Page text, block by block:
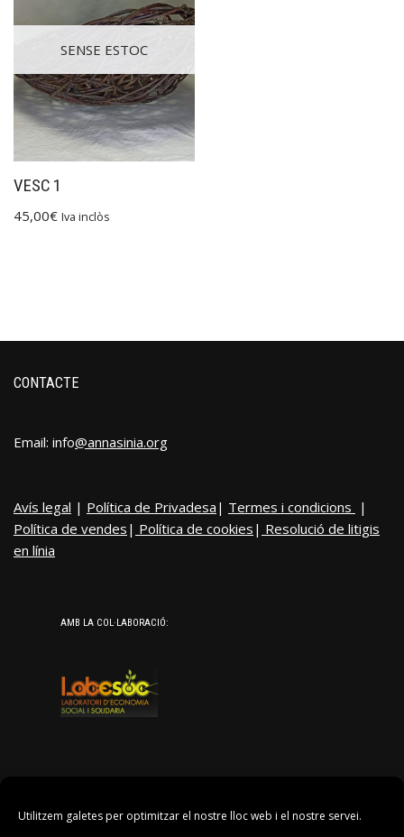
Utilitzem galetes per optimitzar el nostre lloc web i el nostre servei.
SENSE ESTOC
VESC 1
45,00€ Iva inclòs
CONTACTE
Email: info@annasinia.org
Avís legal | Política de Privadesa | Termes i condicions |
Política de vendes | Política de cookies | Resolució de litigis
en línia
AMB LA COL·LABORACIÓ:
AGRAÏMENTS